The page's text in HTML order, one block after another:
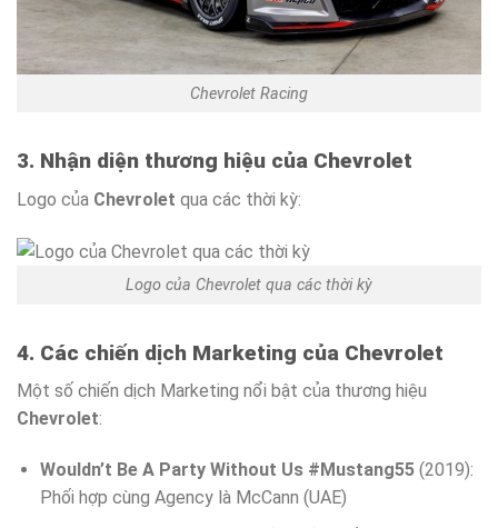
Chevrolet Racing
3. Nhận diện thương hiệu của Chevrolet
Logo của Chevrolet qua các thời kỳ:
Logo của Chevrolet qua các thời kỳ
4. Các chiến dịch Marketing của Chevrolet
Một số chiến dịch Marketing nổi bật của thương hiệu
Chevrolet:
Wouldn’t Be A Party Without Us #Mustang55(2019):
Phối hợp cùng Agency là McCann (UAE)